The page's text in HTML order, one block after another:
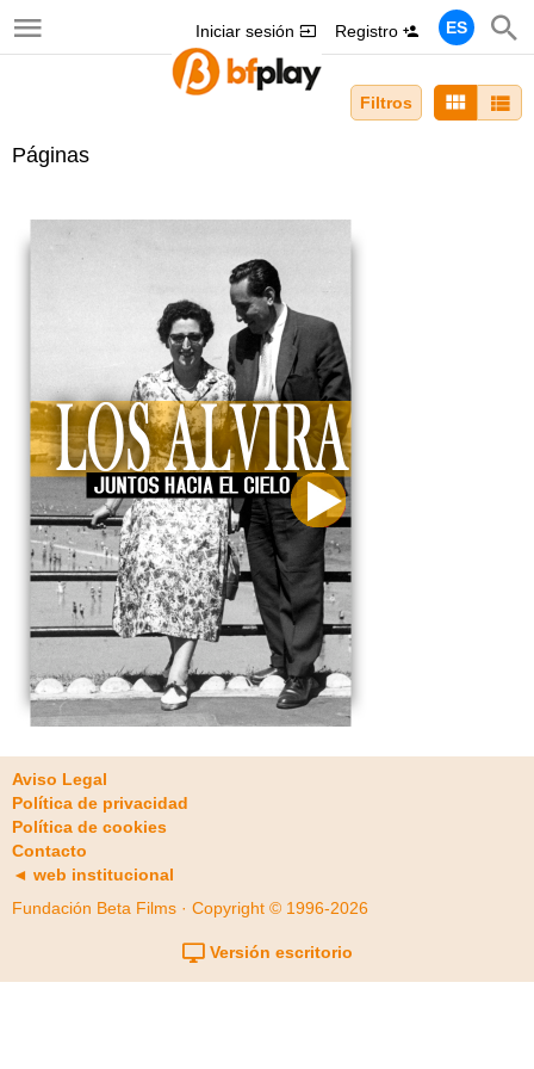
ES
Iniciar sesión Registro
Filtros
Páginas
Aviso Legal
Política de privacidad
Política de cookies
Contacto
◄ web institucional
Fundación Beta Films · Copyright © 1996-2026
Versión escritorio